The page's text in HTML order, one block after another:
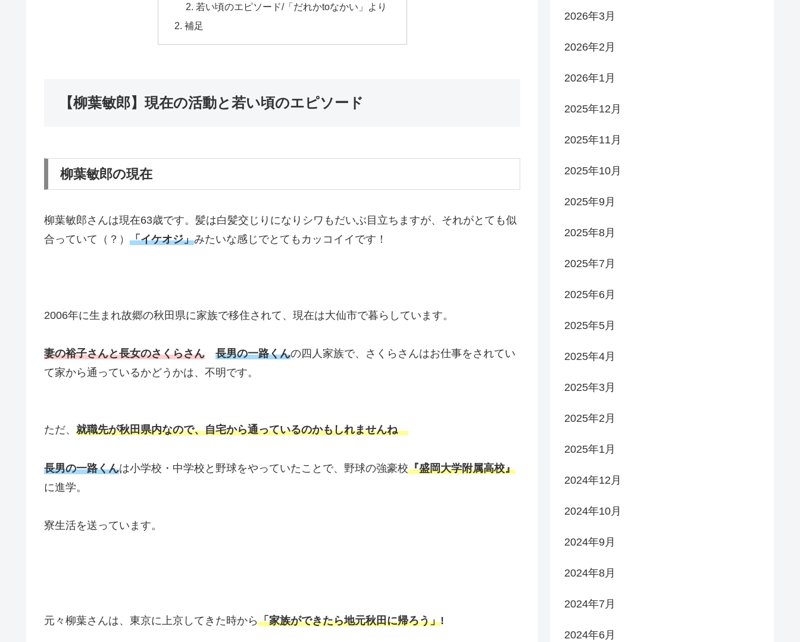
若い頃のエピソード/「だれかtoなかい」より
補足
【柳葉敏郎】現在の活動と若い頃のエピソード
柳葉敏郎の現在
柳葉敏郎さんは現在63歳です。髪は白髪交じりになりシワもだいぶ目立ちますが、それがとても似
合っていて（？） 「イケオジ」みたいな感じでとてもカッコイイです！
2006年に生まれ故郷の秋田県に家族で移住されて、現在は大仙市で暮らしています。
妻の裕子さんと長女のさくらさん 長男の一路くんの四人家族で、さくらさんはお仕事をされてい
て家から通っているかどうかは、不明です。
ただ、 就職先が秋田県内なので、自宅から通っているのかもしれませんね
長男の一路くんは小学校・中学校と野球をやっていたことで、野球の強豪校『盛岡大学附属高校』
に進学。
寮生活を送っています。
元々柳葉さんは、東京に上京してきた時から「家族ができたら地元秋田に帰ろう」!
2026年3月
2026年2月
2026年1月
2025年12月
2025年11月
2025年10月
2025年9月
2025年8月
2025年7月
2025年6月
2025年5月
2025年4月
2025年3月
2025年2月
2025年1月
2024年12月
2024年10月
2024年9月
2024年8月
2024年7月
2024年6月